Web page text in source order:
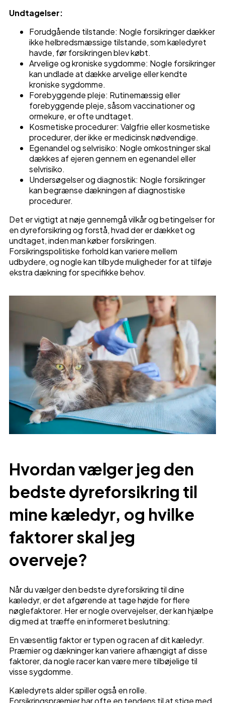
Undtagelser:
Forudgående tilstande: Nogle forsikringer dækker
ikke helbredsmæssige tilstande, som kæledyret
havde, før forsikringen blev købt.
Arvelige og kroniske sygdomme: Nogle forsikringer
kan undlade at dække arvelige eller kendte
kroniske sygdomme.
Forebyggende pleje: Rutinemæssig eller
forebyggende pleje, såsom vaccinationer og
ormekure, er ofte undtaget.
Kosmetiske procedurer: Valgfrie eller kosmetiske
procedurer, der ikke er medicinsk nødvendige.
Egenandel og selvrisiko: Nogle omkostninger skal
dækkes af ejeren gennem en egenandel eller
selvrisiko.
Undersøgelser og diagnostik: Nogle forsikringer
kan begrænse dækningen af diagnostiske
procedurer.
Det er vigtigt at nøje gennemgå vilkår og betingelser for
en dyreforsikring og forstå, hvad der er dækket og
undtaget, inden man køber forsikringen.
Forsikringspolitiske forhold kan variere mellem
udbydere, og nogle kan tilbyde muligheder for at tilføje
ekstra dækning for specifikke behov.
Hvordan vælger jeg den
bedste dyreforsikring til
mine kæledyr, og hvilke
faktorer skal jeg
overveje?
Når du vælger den bedste dyreforsikring til dine
kæledyr, er det afgørende at tage højde for flere
nøglefaktorer. Her er nogle overvejelser, der kan hjælpe
dig med at træffe en informeret beslutning:
En væsentlig faktor er typen og racen af dit kæledyr.
Præmier og dækninger kan variere afhængigt af disse
faktorer, da nogle racer kan være mere tilbøjelige til
visse sygdomme.
Kæledyrets alder spiller også en rolle.
Forsikringspræmier har ofte en tendens til at stige med